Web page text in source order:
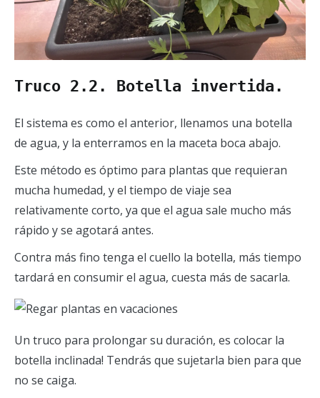
Truco 2.2. Botella invertida.
El sistema es como el anterior, llenamos una botella
de agua, y la enterramos en la maceta boca abajo.
Este método es óptimo para plantas que requieran
mucha humedad, y el tiempo de viaje sea
relativamente corto, ya que el agua sale mucho más
rápido y se agotará antes.
Contra más fino tenga el cuello la botella, más tiempo
tardará en consumir el agua, cuesta más de sacarla.
Un truco para prolongar su duración, es colocar la
botella inclinada! Tendrás que sujetarla bien para que
no se caiga.